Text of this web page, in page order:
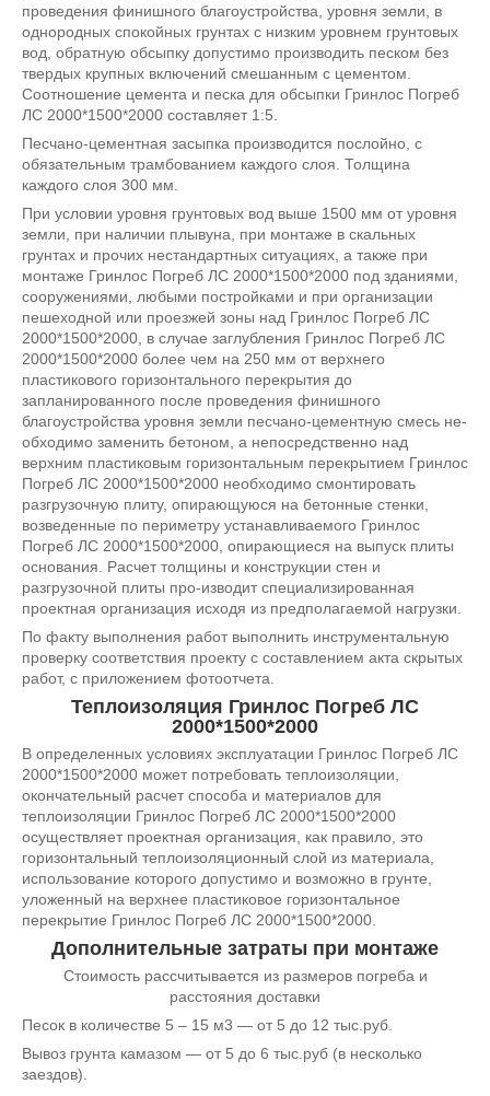
проведения финишного благоустройства, уровня земли, в
однородных спокойных грунтах с низким уровнем грунтовых
вод, обратную обсыпку допустимо производить песком без
твердых крупных включений смешанным с цементом.
Соотношение цемента и песка для обсыпки Гринлос Погреб
ЛС 2000*1500*2000 составляет 1:5.
Песчано-цементная засыпка производится послойно, с
обязательным трамбованием каждого слоя. Толщина
каждого слоя 300 мм.
При условии уровня грунтовых вод выше 1500 мм от уровня
земли, при наличии плывуна, при монтаже в скальных
грунтах и прочих нестандартных ситуациях, а также при
монтаже Гринлос Погреб ЛС 2000*1500*2000 под зданиями,
сооружениями, любыми постройками и при организации
пешеходной или проезжей зоны над Гринлос Погреб ЛС
2000*1500*2000, в случае заглубления Гринлос Погреб ЛС
2000*1500*2000 более чем на 250 мм от верхнего
пластикового горизонтального перекрытия до
запланированного после проведения финишного
благоустройства уровня земли песчано-цементную смесь не-
обходимо заменить бетоном, а непосредственно над
верхним пластиковым горизонтальным перекрытием Гринлос
Погреб ЛС 2000*1500*2000 необходимо смонтировать
разгрузочную плиту, опирающуюся на бетонные стенки,
возведенные по периметру устанавливаемого Гринлос
Погреб ЛС 2000*1500*2000, опирающиеся на выпуск плиты
основания. Расчет толщины и конструкции стен и
разгрузочной плиты про-изводит специализированная
проектная организация исходя из предполагаемой нагрузки.
По факту выполнения работ выполнить инструментальную
проверку соответствия проекту с составлением акта скрытых
работ, с приложением фотоотчета.
Теплоизоляция Гринлос Погреб ЛС
2000*1500*2000
В определенных условиях эксплуатации Гринлос Погреб ЛС
2000*1500*2000 может потребовать теплоизоляции,
окончательный расчет способа и материалов для
теплоизоляции Гринлос Погреб ЛС 2000*1500*2000
осуществляет проектная организация, как правило, это
горизонтальный теплоизоляционный слой из материала,
использование которого допустимо и возможно в грунте,
уложенный на верхнее пластиковое горизонтальное
перекрытие Гринлос Погреб ЛС 2000*1500*2000.
Дополнительные затраты при монтаже
Стоимость рассчитывается из размеров погреба и
расстояния доставки
Песок в количестве 5 – 15 м3 — от 5 до 12 тыс.руб.
Вывоз грунта камазом — от 5 до 6 тыс.руб (в несколько
заездов).